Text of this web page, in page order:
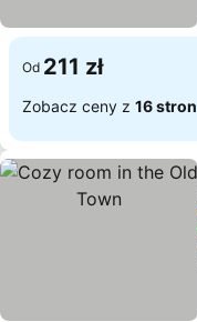
Od 211 zł
Zobacz ceny z 16 stron